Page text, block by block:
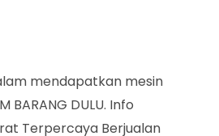
mendapatkan mesin
DULU. Info
Terpercaya Berjualan